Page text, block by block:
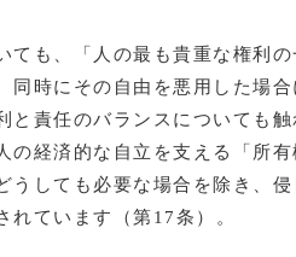
ても、「人の最も貴重な権利
同時にその自由を悪用した場
と責任のバランスについても
の経済的な自立を支える「所
うしても必要な場合を除き、
れています（第17条）。